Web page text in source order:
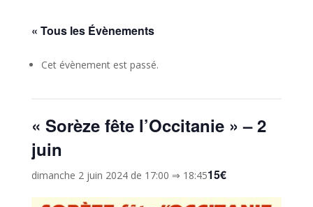
« Tous les Évènements
Cet évènement est passé.
« Sorèze fête l’Occitanie » – 2
juin
dimanche 2 juin 2024 de 17:00 ⇒ 18:4515€